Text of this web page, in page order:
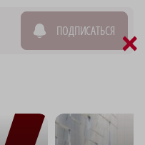
ПОДПИСАТЬСЯ ×